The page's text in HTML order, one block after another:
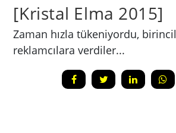
[Kristal Elma 2015]
Zaman hızla tükeniyordu,
reklamcılara verdiler...